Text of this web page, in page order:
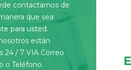
contactarnos de
que sea
para usted.
están
24 / 7 VIA Correo
o Teléfono.